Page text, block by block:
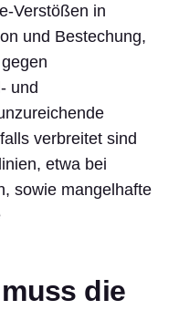
Verstößen in
und Bestechung,
und
verbreitet sind
etwa bei
sowie mangelhafte
die